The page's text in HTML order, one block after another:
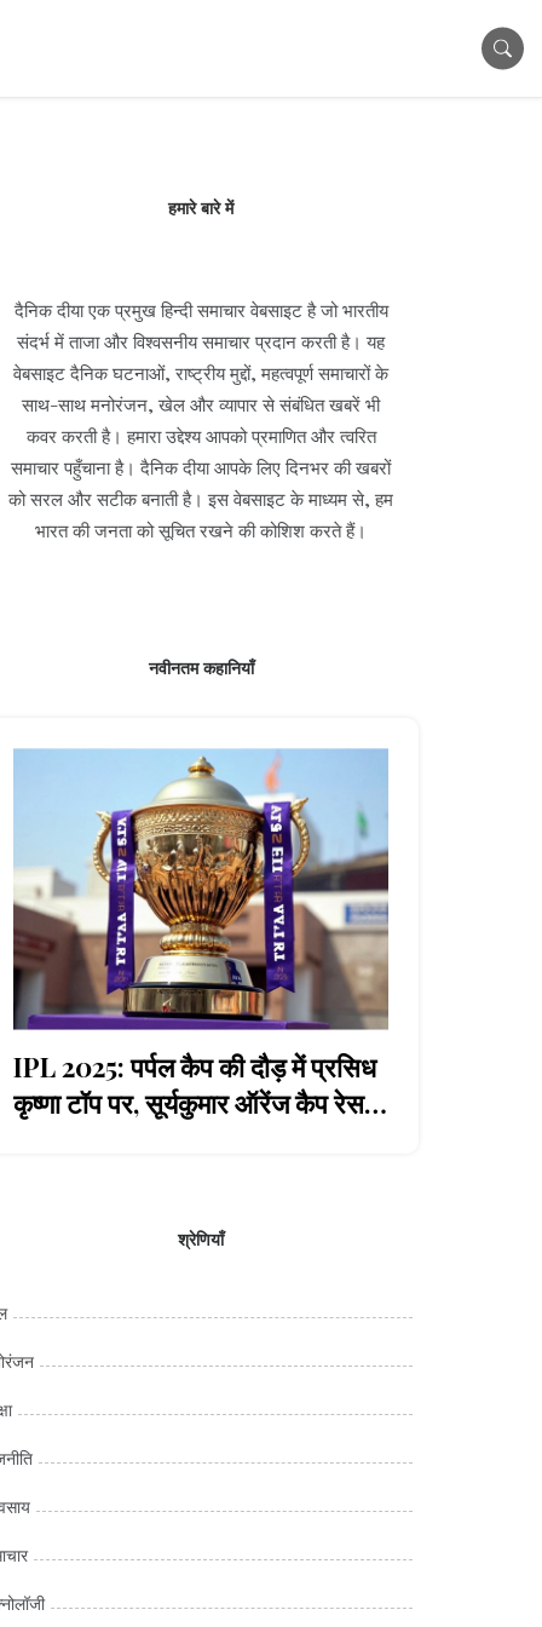
हमारे बारे में
दैनिक दीया एक प्रमुख हिन्दी समाचार वेबसाइट है जो भारतीय
संदर्भ में ताजा और विश्वसनीय समाचार प्रदान करती है। यह
वेबसाइट दैनिक घटनाओं, राष्ट्रीय मुद्दों, महत्वपूर्ण समाचारों के
साथ-साथ मनोरंजन, खेल और व्यापार से संबंधित खबरें भी
कवर करती है। हमारा उद्देश्य आपको प्रमाणित और त्वरित
समाचार पहुँचाना है। दैनिक दीया आपके लिए दिनभर की खबरों
को सरल और सटीक बनाती है। इस वेबसाइट के माध्यम से, हम
भारत की जनता को सूचित रखने की कोशिश करते हैं।
नवीनतम कहानियाँ
IPL 2025: पर्पल कैप की दौड़ में प्रसिध
कृष्णा टॉप पर, सूर्यकुमार ऑरेंज कैप रेस में
श्रेणियाँ